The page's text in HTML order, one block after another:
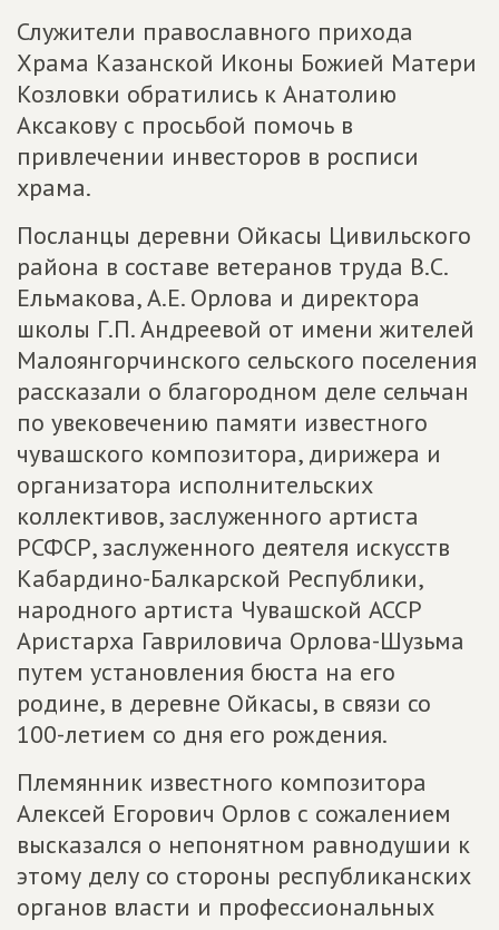
Служители православного прихода
Храма Казанской Иконы Божией Матери
Козловки обратились к Анатолию
Аксакову с просьбой помочь в
привлечении инвесторов в росписи
храма.
Посланцы деревни Ойкасы Цивильского
района в составе ветеранов труда В.С.
Ельмакова, А.Е. Орлова и директора
школы Г.П. Андреевой от имени жителей
Малоянгорчинского сельского поселения
рассказали о благородном деле сельчан
по увековечению памяти известного
чувашского композитора, дирижера и
организатора исполнительских
коллективов, заслуженного артиста
РСФСР, заслуженного деятеля искусств
Кабардино-Балкарской Республики,
народного артиста Чувашской АССР
Аристарха Гавриловича Орлова-Шузьма
путем установления бюста на его
родине, в деревне Ойкасы, в связи со
100-летием со дня его рождения.
Племянник известного композитора
Алексей Егорович Орлов с сожалением
высказался о непонятном равнодушии к
этому делу со стороны республиканских
органов власти и профессиональных